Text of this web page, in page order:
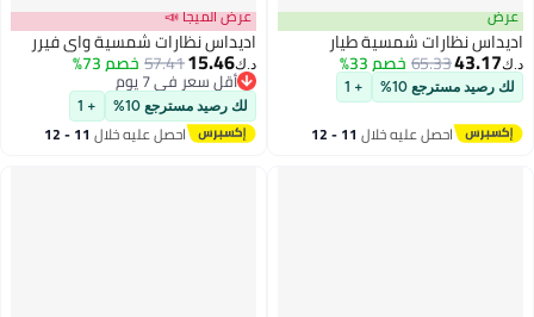
عرض
اديداس نظارات شمسية طيار
د.ك‏43.17
65.33خصم 33%
لك رصيد مسترجع 10% + 1
احصل عليه خلال 11 - 12
عرض الميجا 📣
اديداس نظارات شمسية واي فيرر
د.ك‏15.46
57.41خصم 73%
أقل سعر في 7 يوم
أقل سعر في 7 يوم
لك رصيد مسترجع 10% + 1
احصل عليه خلال 11 - 12